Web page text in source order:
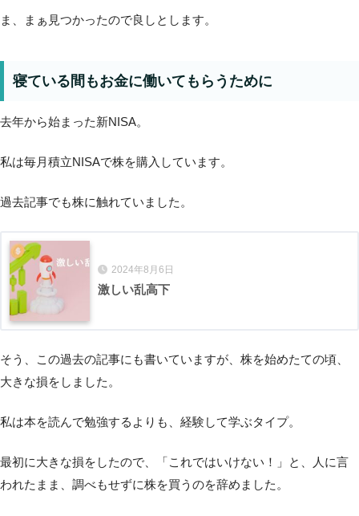
ま、まぁ見つかったので良しとします。
寝ている間もお金に働いてもらうために
去年から始まった新NISA。
私は毎月積立NISAで株を購入しています。
過去記事でも株に触れていました。
2024年8月6日
激しい乱高下
そう、この過去の記事にも書いていますが、株を始めたての頃、
大きな損をしました。
私は本を読んで勉強するよりも、経験して学ぶタイプ。
最初に大きな損をしたので、「これではいけない！」と、人に言
われたまま、調べもせずに株を買うのを辞めました。